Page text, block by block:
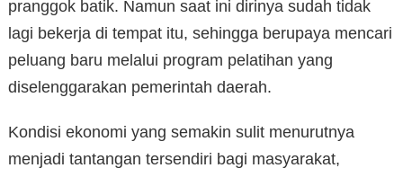
pranggok batik. Namun saat ini dirinya sudah tidak
lagi bekerja di tempat itu, sehingga berupaya mencari
peluang baru melalui program pelatihan yang
diselenggarakan pemerintah daerah.
Kondisi ekonomi yang semakin sulit menurutnya
menjadi tantangan tersendiri bagi masyarakat,